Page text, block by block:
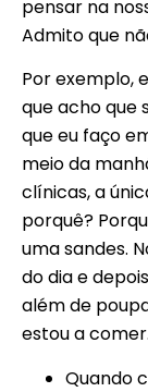
pensar na
Admito que
Por exemplo,
que acho que
que eu faço
meio da
clínicas, a
porquê?
uma sandes.
do dia e
além de
estou a
Quando